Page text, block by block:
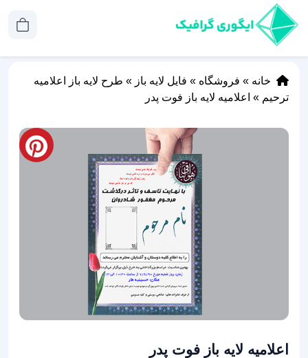
خانه » فروشگاه » فایل لایه باز » طرح لایه باز اعلامیه
ترحیم » اعلامیه لایه باز فوت پدر
اعلامیه لایه باز فوت پدر